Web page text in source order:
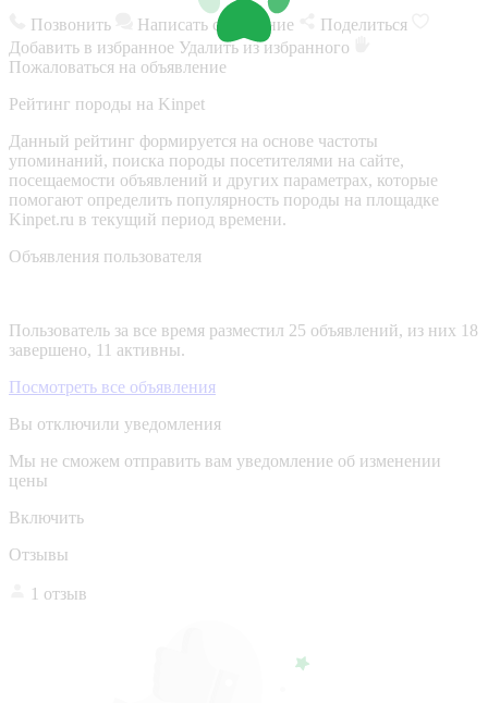
Позвонить Написать сообщение
Поделиться
Добавить в избранное Удалить из избранного
Пожаловаться на объявление
Рейтинг породы на Kinpet
Данный рейтинг формируется на основе частоты
упоминаний, поиска породы посетителями на сайте,
посещаемости объявлений и других параметрах, которые
помогают определить популярность породы на площадке
Kinpet.ru в текущий период времени.
Объявления пользователя
Пользователь за все время разместил 25 объявлений, из них 18
завершено, 11 активны.
Посмотреть все объявления
Вы отключили уведомления
Мы не сможем отправить вам уведомление об изменении
цены
Включить
Отзывы
1 отзыв